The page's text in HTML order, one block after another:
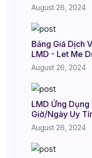
August 26, 2024
Bảng Giá Dịch
LMD - Let Me
August 26, 2024
LMD Ứng
Giờ/Ngày Uy
August 26, 2024